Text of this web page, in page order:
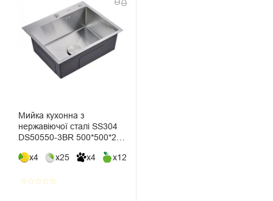
Мийка кухонна з
нержавіючої сталі SS304
DS50550-3BR 500*500*220
x4
x25 x4 x12
star_borderstar_borderstar_borderstar_borderstar_border